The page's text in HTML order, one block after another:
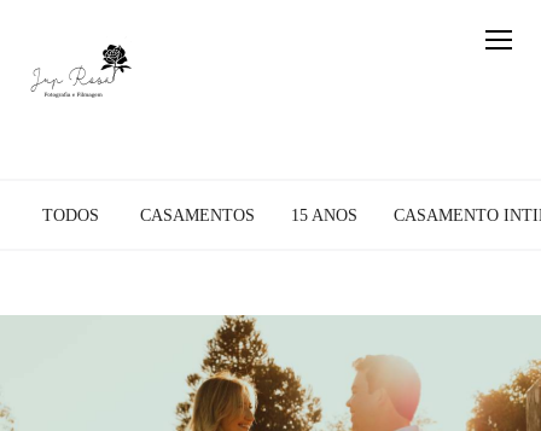
TODOS CASAMENTOS 15 ANOS CASAMENTO